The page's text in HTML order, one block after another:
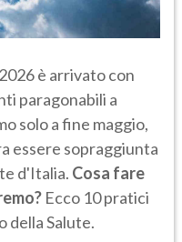
è arrivato con
paragonabili a
solo a fine maggio,
essere sopraggiunta
d'Italia. Cosa fare
Ecco 10 pratici
della Salute.